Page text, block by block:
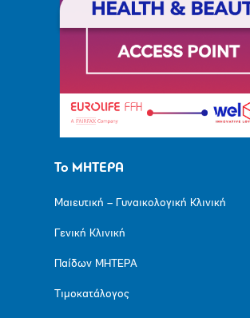
Το ΜΗΤΕΡΑ
Μαιευτική – Γυναικολογική Κλινική
Γενική Κλινική
Παίδων ΜΗΤΕΡΑ
Τιμοκατάλογος